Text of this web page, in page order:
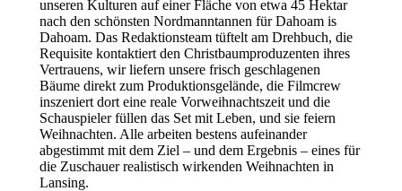
unseren Kulturen auf einer Fläche von etwa 45 Hektar
nach den schönsten Nordmanntannen für Dahoam is
Dahoam. Das Redaktionsteam tüftelt am Drehbuch, die
Requisite kontaktiert den Christbaumproduzenten ihres
Vertrauens, wir liefern unsere frisch geschlagenen
Bäume direkt zum Produktionsgelände, die Filmcrew
inszeniert dort eine reale Vorweihnachtszeit und die
Schauspieler füllen das Set mit Leben, und sie feiern
Weihnachten. Alle arbeiten bestens aufeinander
abgestimmt mit dem Ziel – und dem Ergebnis – eines für
die Zuschauer realistisch wirkenden Weihnachten in
Lansing.